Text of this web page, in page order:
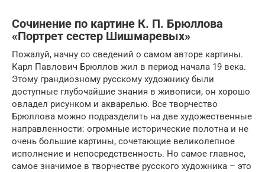
Сочинение по картине К. П. Брюллова
«Портрет сестер Шишмаревых»
Пожалуй, начну со сведений о самом авторе картины.
Карл Павлович Брюллов жил в период начала 19 века.
Этому грандиозному русскому художнику были
доступные глубочайшие знания в живописи, он хорошо
овладел рисунком и акварелью. Все творчество
Брюллова можно подразделить на две художественные
направленности: огромные исторические полотна и не
очень большие картины, сочетающие великолепное
исполнение и непосредственность. Но самое главное,
самое значимое в творчестве русского художника – это